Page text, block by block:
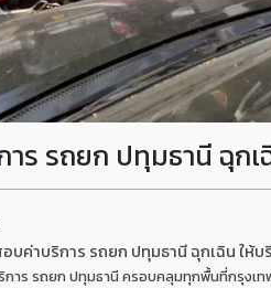
ร รถยก ปทุมธานี ฉุก
บค่าบริการ รถยก ปทุมธานี ฉุกเฉิน ใ
การ รถยก ปทุมธานี ครอบคลุมทุกพื้นที่กรุง